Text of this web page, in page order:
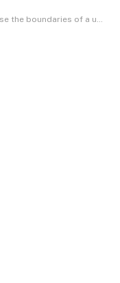
System in Topsail, North Carolina, and for other purposes.